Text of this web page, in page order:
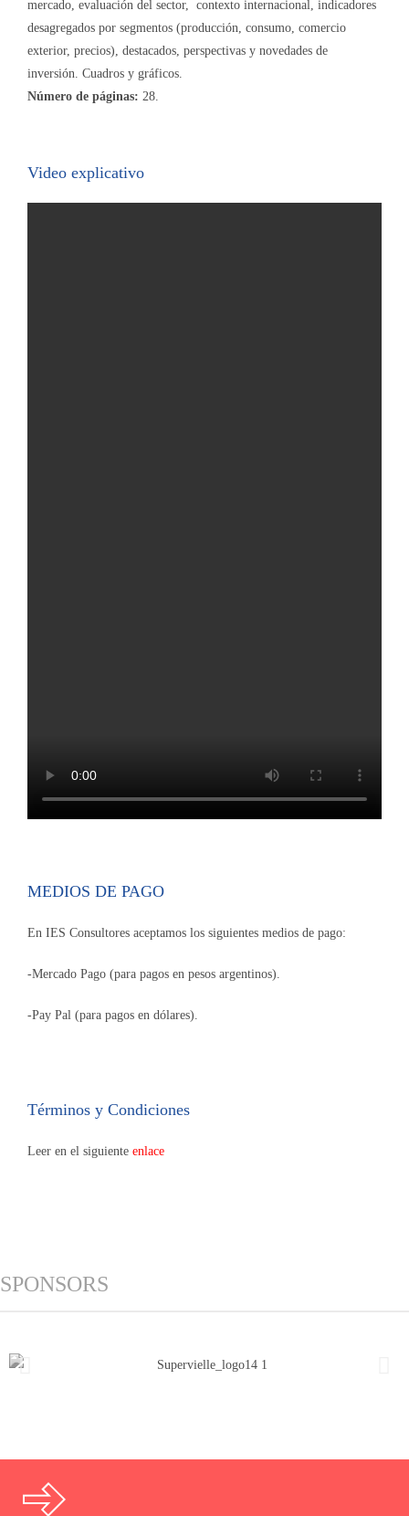
mercado, evaluación del sector, contexto internacional, indicadores
desagregados por segmentos (producción, consumo, comercio
exterior, precios), destacados, perspectivas y novedades de
inversión. Cuadros y gráficos.
Número de páginas: 28.
Video explicativo
MEDIOS DE PAGO
En IES Consultores aceptamos los siguientes medios de pago:
-Mercado Pago (para pagos en pesos argentinos).
-Pay Pal (para pagos en dólares).
Términos y Condiciones
Leer en el siguiente enlace
SPONSORS